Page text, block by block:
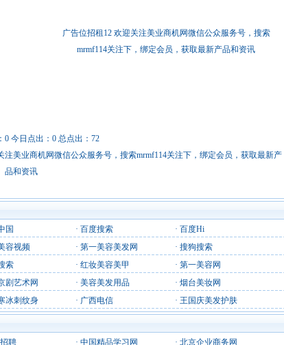
广告位招租12 欢迎关注美业商机网微信公众服务号，搜索
mrmf114关注下，绑定会员，获取最新产品和资讯
0 今日点出：0 总点出：72
美业商机网微信公众服务号，搜索mrmf114关注下，绑定会员，获取最新产
品和资讯
国 · 百度搜索 · 百度Hi
容视频 · 第一美容美发网 · 搜狗搜索
索 · 红妆美容美甲 · 第一美容网
剧艺术网 · 美容美发用品 · 烟台美妆网
冰刺纹身 · 广西电信 · 王国庆美发护肤
聘 · 中国精品学习网 · 北京企业商务网